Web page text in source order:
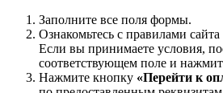
Заполните все поля формы.
Ознакомьтесь с правилами
Если вы принимаете условия,
соответствующем поле и
Нажмите кнопку «Перейти к